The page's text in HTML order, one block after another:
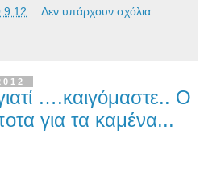
Δεν υπάρχουν σχόλια:
….καιγόμαστε.. O
για τα καμένα...